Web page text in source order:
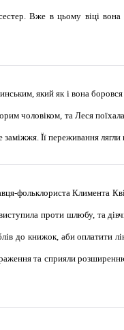
Вже в цьому віці
який як і вона
чоловіком, та Леся
заміжжя. Її переживання
фольклориста Климента
проти шлюбу, та
до книжок, аби оплатити
та сприяли